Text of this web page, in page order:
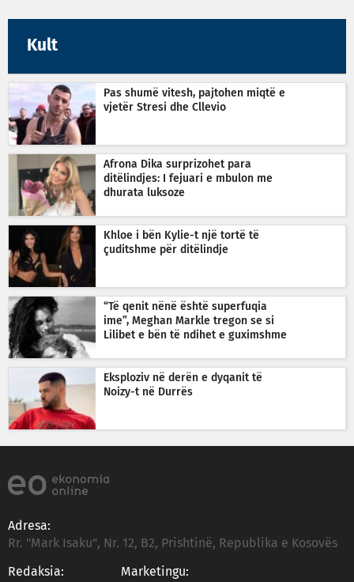
Kult
Pas shumë vitesh, pajtohen miqtë e
vjetër Stresi dhe Cllevio
Afrona Dika surprizohet para
ditëlindjes: I fejuari e mbulon me
dhurata luksoze
Khloe i bën Kylie-t një tortë të
çuditshme për ditëlindje
“Të qenit nënë është superfuqia
ime”, Meghan Markle tregon se si
Lilibet e bën të ndihet e guximshme
Eksploziv në derën e dyqanit të
Noizy-t në Durrës
Adresa:
Rr. "Mark Isaku", Nr. 12, B2, Prishtinë, Republika e Kosovës
Redaksia:
Marketingu: